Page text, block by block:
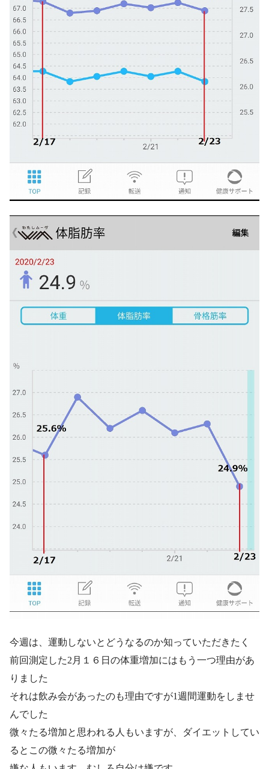
今週は、運動しないとどうなるのか知っていただきたく
前回測定した2月１６日の体重増加にはもう一つ理由があ
りました
それは飲み会があったのも理由ですが1週間運動をしませ
んでした
微々たる増加と思われる人もいますが、ダイエットしてい
るとこの微々たる増加が